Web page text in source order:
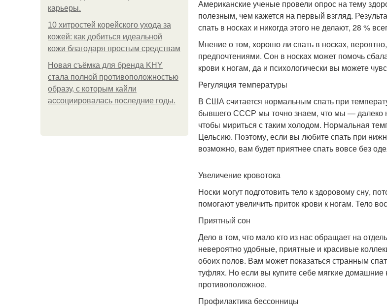
карьеры.
10 хитростей корейского ухода за
кожей: как добиться идеальной
кожи благодаря простым средствам
Новая съёмка для бренда KHY
стала полной противоположностью
образу, с которым кайли
ассоциировалась последние годы.
Американские ученые провели опрос на тему
полезным, чем кажется на первый взгляд.
спать в носках и никогда этого не делают, 28 %
Мнение о том, хорошо ли спать в носках,
предпочтениями. Сон в носках может помочь
крови к ногам, да и психологически вы можете
Регуляция температуры
В США считается нормальным спать при
бывшего СССР мы точно знаем, что мы — далеко
чтобы мириться с таким холодом. Нормальная
Цельсию. Поэтому, если вы любите спать при
возможно, вам будет приятнее спать вовсе без
Увеличение кровотока
Носки могут подготовить тело к здоровому сну,
помогают увеличить приток крови к ногам. Тело
Приятный сон
Дело в том, что мало кто из нас обращает на
невероятно удобные, приятные и красивые
обоих полов. Вам может показаться странным
туфлях. Но если вы купите себе мягкие
противоположное.
Профилактика бессонницы